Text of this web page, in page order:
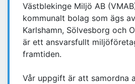
Västblekinge Miljö AB
kommunalt bolag som ägs
Karlshamn, Sölvesborg och
är ett ansvarsfullt
framtiden.
Vår uppgift är att samordna